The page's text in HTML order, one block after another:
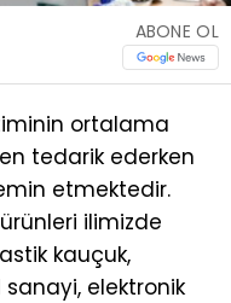
ABONE OL
ortalama
tedarik ederken
etmektedir.
ilimizde
kauçuk,
elektronik